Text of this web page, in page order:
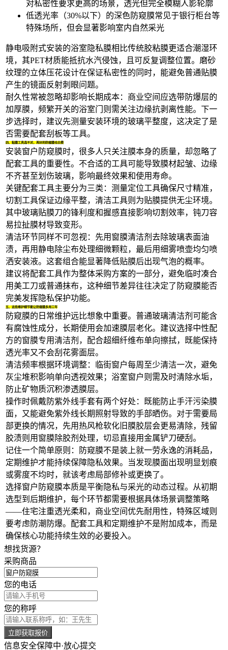
对私密性要求更高的场景，透光但完全模糊人影轮廓
低透光率（30%以下）的深色防窥膜常见于银行柜台等
特殊场所，但会显著影响室内自然采光
静电吸附式安装的浴室隐私膜相比传统胶粘膜更适合潮湿环
境，其PET材质能抵抗水汽侵蚀，且可反复调整位置。磨砂
纹理的立体压花设计在保证私密性的同时，能避免普通贴膜
产生的镜面反射刺眼问题。
耐久性常被忽略却影响长期成本：商业空间应选带防爆层的
加厚膜，频繁开关的浴室门则需关注边缘抗剥离性能。下一
步选择时，建议先测量安装环境的玻璃平整度，这决定了是
否需要配套刮板等工具。
四、贴膜工具选不对，再好的防窥膜也白费
安装窗户防窥膜时，很多人只关注膜本身的质量，却忽略了
配套工具的重要性。不合适的工具可能导致膜材起皱、边缘
不齐甚至划伤玻璃，影响最终效果和使用寿命。
关键配套工具主要分为三类：测量定位工具确保尺寸精准，
切割工具保证边缘平整，清洁工具则为贴膜提供无尘环境。
其中玻璃贴膜刀的锋利度和握感直接影响切割效率，钝刀容
易拉扯膜材导致变形。
清洁环节同样不可忽视：先用 窗膜清洁剂 去除玻璃表面油
渍，再用静电除尘布处理细微颗粒，最后用细雾喷壶均匀喷
洒安装液。这套组合能显著降低贴膜后出现气泡的概率。
建议将配套工具作为整体采购方案的一部分，避免临时凑合
用美工刀或普通抹布，这种细节差异往往决定了防窥膜能否
完美发挥隐私保护功能。
五、这些维护细节能让防窥膜多用三年
防窥膜的日常维护远比想象中重要。普通玻璃清洁剂 可能含
有腐蚀性成分，长期使用会加速膜层老化。建议选择中性配
方的窗膜专用清洁剂，配合超细纤维布单向擦拭，既能保持
透光率又不会刮花雾面层。
清洁频率根据环境调整：临街窗户每周至少清洁一次，避免
灰尘堆积影响单向透视效果；浴室窗户则需及时清除水垢，
防止矿物质沉积渗透膜层。
操作时佩戴防紫外线手套有两个好处：既能防止手汗污染膜
面，又能避免紫外线长期照射导致的手部晒伤。对于需要局
部更换的情况，先用热风枪软化旧膜胶层会更易清除，残留
胶渍则用 窗膜除胶剂 处理，切忌直接用金属铲刀硬刮。
记住一个简单原则：防窥膜不是装上就一劳永逸的消耗品，
定期维护才能持续保障隐私效果。当发现膜面出现明显划痕
或雾度不均时，就该考虑局部修补或更换了。
选择窗户防窥膜本质是平衡隐私与采光的动态过程。从初期
选型到后期维护，每个环节都需要根据具体场景调整策略
——住宅注重透光柔和，商业空间优先耐用性，特殊区域则
要考虑防潮防爆。配套工具和定期维护不是附加成本，而是
确保核心功能持续生效的必要投入。
想找货源？
采购商品
您的电话
您的称呼
立即获取报价
信息安全保障中·放心提交